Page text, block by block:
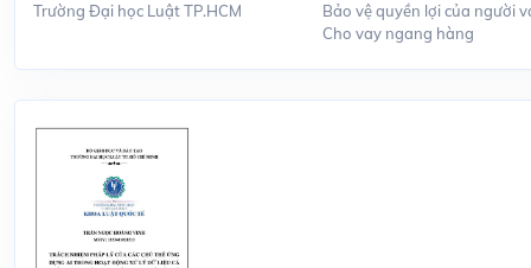
Trường Đại học Luật TP.HCM
Bảo vệ quyền lợi của người
Cho vay ngang hàng